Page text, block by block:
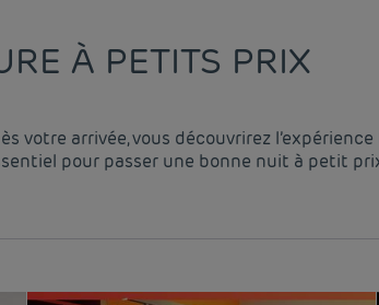
À PETITS PRIX
arrivée, vous découvrirez
pour passer une bonne nuit à petit